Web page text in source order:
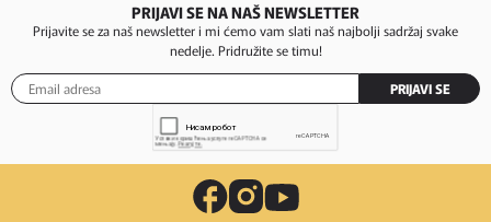
PRIJAVI SE NA NAŠ NEWSLETTER
Prijavite se za naš newsletter i mi ćemo vam slati naš najbolji sadržaj svake
nedelje. Pridružite se timu!
PRIJAVI SE